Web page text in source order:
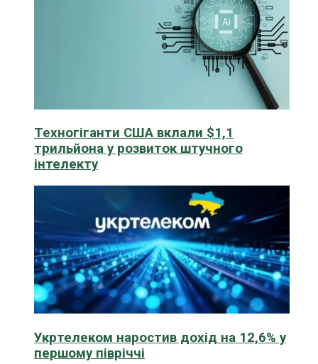
Техногіганти США вклали $1,1
трильйона у розвиток штучного
інтелекту
Укртелеком наростив дохід на 12,6% у
першому півріччі